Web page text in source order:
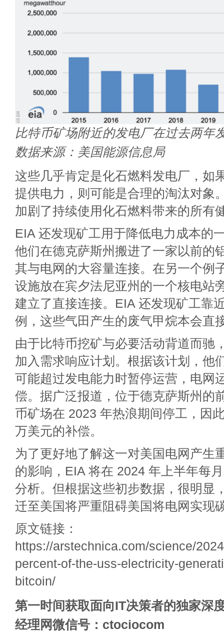
比特币矿场附近的发电厂在过去两年
数据来源：美国能源信息局
这些几乎肯定是化石燃料发电厂，如
提供电力，则可能是合理的淘汰对象
加剧了持续使用化石燃料带来的所有
EIA 还发现矿工用于降低电力成本的
他们在德克萨斯州搬进了一家以前的
其与电网的大容量连接。在另一个例
设施放在宾夕法尼亚州的一个核电站
建立了直接连接。EIA 还发现矿工靠
例，这些气田产生的废气甲烷本会直
由于比特币挖矿与必要活动背道而驰
加入需求响应计划。根据该计划，他
可能超过发电能力时暂停运营，电网
偿。据广泛报道，位于德克萨斯州的
币矿场在 2023 年热浪期间停工，因
万美元的补偿。
为了更好地了解这一对美国电网产生
的影响，EIA 将在 2024 年上半年每
分析。但根据这些初步数据，很明显
迁至美国将严重阻碍美国将电网实现
原文链接：
https://arstechnica.com/science/
percent-of-the-uss-electricity-
bitcoin/
第一时间获取面向IT决策者的独家深
经理网微信号：ctociocom